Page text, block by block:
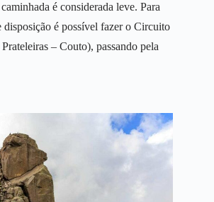
é considerada leve. Para
disposição é possível fazer o Circuito
– Couto), passando pela